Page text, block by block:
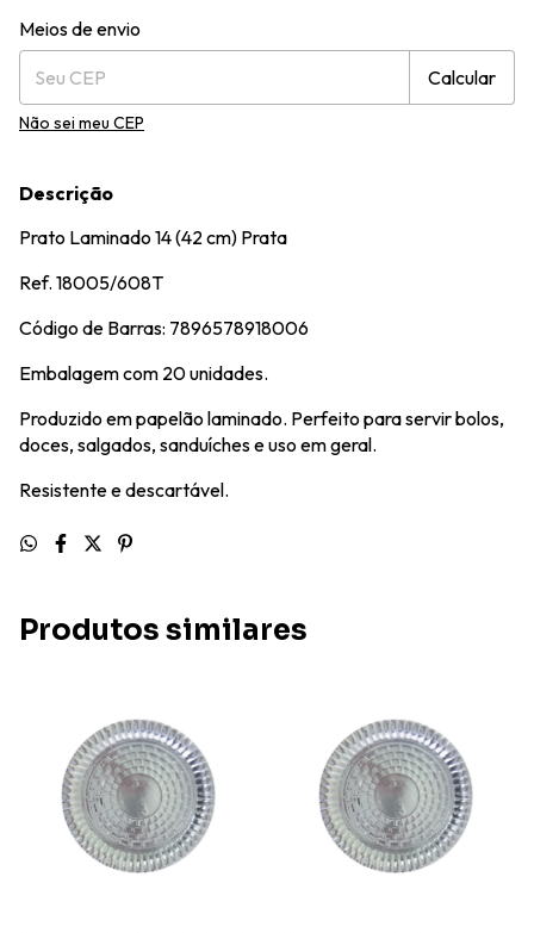
Entregas para o CEP:
Meios de envio
Calcular
Não sei meu CEP
Descrição
Prato Laminado 14 (42 cm) Prata
Ref. 18005/608T
Código de Barras: 7896578918006
Embalagem com 20 unidades.
Produzido em papelão laminado. Perfeito para servir bolos,
doces, salgados, sanduíches e uso em geral.
Resistente e descartável.
Produtos similares